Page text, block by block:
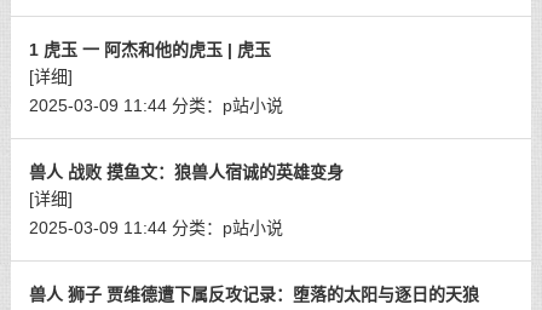
1 虎玉 一 阿杰和他的虎玉 | 虎玉
[详细]
2025-03-09 11:44 分类： p站小说
兽人 战败 摸鱼文：狼兽人宿诚的英雄变身
[详细]
2025-03-09 11:44 分类： p站小说
兽人 狮子 贾维德遭下属反攻记录：堕落的太阳与逐日的天狼